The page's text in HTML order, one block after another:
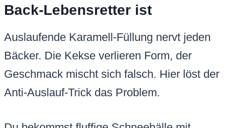
Back-Lebensretter ist
Auslaufende Karamell-Füllung nervt jeden
Bäcker. Die Kekse verlieren Form, der
Geschmack mischt sich falsch. Hier löst der
Anti-Auslauf-Trick das Problem.